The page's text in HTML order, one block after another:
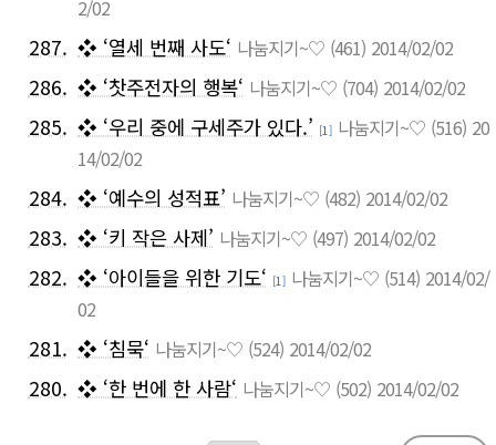
2/02
287. ❖ ‘열세 번째 사도‘ 나눔지기~♡ (461) 2014/02/02
286. ❖ ‘찻주전자의 행복‘ 나눔지기~♡ (704) 2014/02/02
285. ❖ ‘우리 중에 구세주가 있다.’ [1] 나눔지기~♡ (516) 20
14/02/02
284. ❖ ‘예수의 성적표’ 나눔지기~♡ (482) 2014/02/02
283. ❖ ‘키 작은 사제’ 나눔지기~♡ (497) 2014/02/02
282. ❖ ‘아이들을 위한 기도‘ [1] 나눔지기~♡ (514) 2014/02/
02
281. ❖ ‘침묵‘ 나눔지기~♡ (524) 2014/02/02
280. ❖ ‘한 번에 한 사람‘ 나눔지기~♡ (502) 2014/02/02